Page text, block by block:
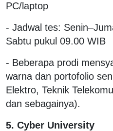
PC/laptop
- Jadwal tes:
Sabtu pukul 09.00 WIB
- Beberapa prodi
warna dan portofolio
Elektro, Teknik
dan sebagainya).
5. Cyber University